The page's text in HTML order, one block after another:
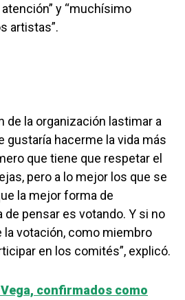
y “muchísimo
artistas”.
de la organización lastimar a
gustaría hacerme la vida más
que tiene que respetar el
pero a lo mejor los que se
la mejor forma de
pensar es votando. Y si no
votación, como miembro
en los comités”, explicó.
confirmados como